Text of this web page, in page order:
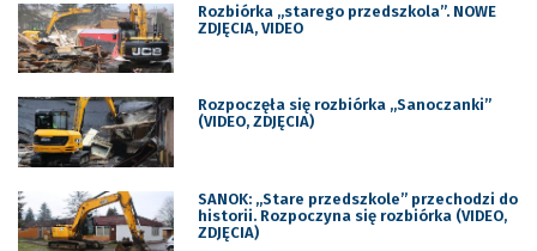
Rozbiórka „starego przedszkola”. NOWE
ZDJĘCIA, VIDEO
Rozpoczęła się rozbiórka „Sanoczanki”
(VIDEO, ZDJĘCIA)
SANOK: „Stare przedszkole” przechodzi do
historii. Rozpoczyna się rozbiórka (VIDEO,
ZDJĘCIA)